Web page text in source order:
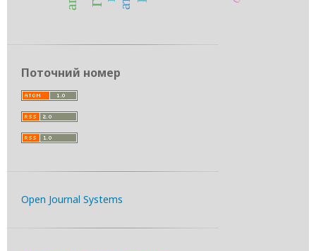
Поточний номер
Open Journal Systems